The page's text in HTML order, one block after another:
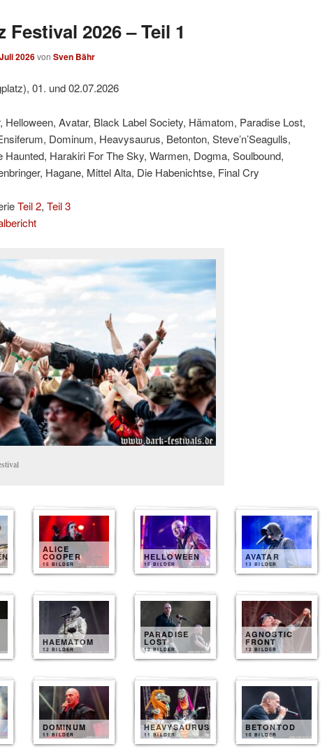
Festival 2026 – Teil 1
2026von Sven Bähr
01. und 02.07.2026
Helloween, Avatar, Black Label Society, Hämatom, Paradise Lost,
Dominum, Heavysaurus, Betonton, Steve’n’Seagulls,
Haunted, Harakiri For The Sky, Warmen, Dogma, Soulbound,
Hagane, Mittel Alta, Die Habenichtse, Final Cry
Teil 2, Teil 3
ALICE
COOPER
15 BILDER
HELLOWEEN
15 BILDER
AVATAR
13 BILDER
HAEMATOM
12 BILDER
PARADISE
LOST
12 BILDER
AGNOSTIC
FRONT
12 BILDER
DOMINUM
11 BILDER
HEAVYSAURUS
11 BILDER
BETONTOD
10 BILDER